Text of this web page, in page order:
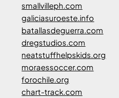
smallvilleph.com
galiciasuroeste.info
batallasdeguerra.com
dregstudios.com
neatstuffhelpskids.org
moraessoccer.com
forochile.org
chart-track.com